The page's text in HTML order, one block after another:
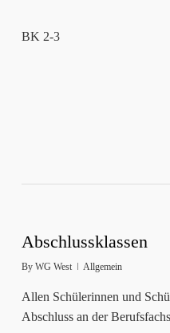
BK 2-3
Abschlussklassen
By WG West Allgemein
Allen Schülerinnen und
Abschluss an der